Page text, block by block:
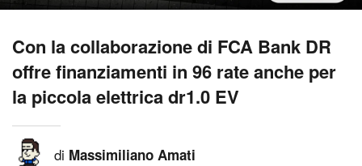
Con la collaborazione di FCA Bank DR
offre finanziamenti in 96 rate anche per
la piccola elettrica dr1.0 EV
di Massimiliano Amati